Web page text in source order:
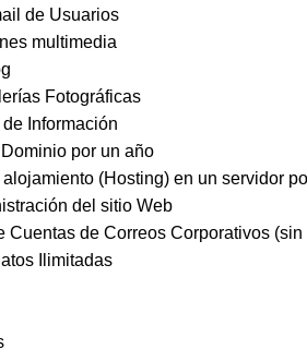
de Usuarios
multimedia
Fotográficas
Información
por un año
(Hosting) en un servidor
del sitio Web
Cuentas de Correos Corporativos
Ilimitadas